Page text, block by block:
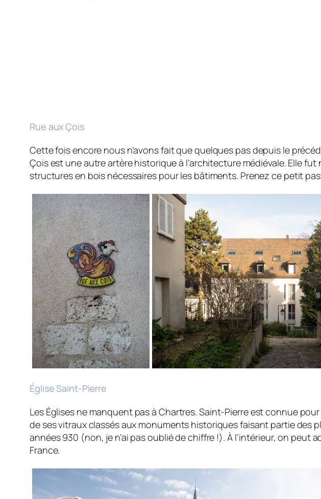
Rue aux Çois
Cette fois encore nous n’avons fait que quelques pas depuis le
Çois est une autre artère historique à l’architecture médiévale. Elle
structures en bois nécessaires pour les bâtiments. Prenez ce petit
Église Saint-Pierre
Les Églises ne manquent pas à Chartres. Saint-Pierre est connue
de ses vitraux classés aux monuments historiques faisant partie des
années 930 (non, je n’ai pas oublié de chiffre !). À l’intérieur, on
France.